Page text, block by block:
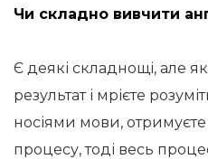
Чи складно вивчити
Є деякі складнощі, але
результат і мрієте
носіями мови,
процесу, тоді весь